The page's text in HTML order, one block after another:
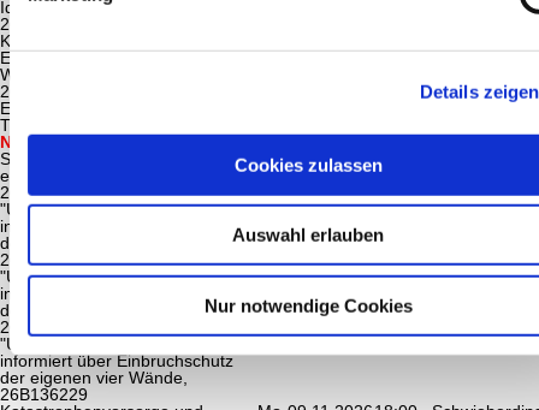
Details zeigen
Cookies zulassen
Auswahl erlauben
Nur notwendige Cookies
Idee in die Umsetzung,
26B1315ON
Kalte Tage, warme Räume:
Effiziente Kombination von
Wärmepumpe und Photovoltaik,
26B1316ON
Energie sparen im Haushalt -
Tipps und Tricks, 26B1317ON
NEUSorglos Bauen und
Sanieren - Was ist die
energetische Baubegleitung?,
26B1321ON
Do 10.12.202619:00 Online
"Ungebetene Gäste" - Die Polizei
informiert über Einbruchschutz
der eigenen vier Wände,
26B136203
Mi 21.10.202619:00 Asperg
"Ungebetene Gäste" - Die Polizei
informiert über Einbruchschutz
der eigenen vier Wände,
26B136228
Do 22.10.202619:00 Murr
"Ungebetene Gäste" - Die Polizei
informiert über Einbruchschutz
der eigenen vier Wände,
26B136229
Mi 03.02.202719:00 Oberriexingen